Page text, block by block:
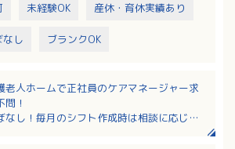
未経験OK 産休・育休実績あり
なし ブランクOK
老人ホームで正社員のケアマネージャー求
！
なし！毎月のシフト作成時は相談に応じて